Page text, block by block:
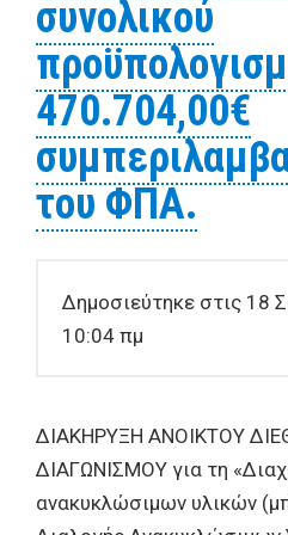
συνολικού
470.704,00€
του ΦΠΑ.
Δημοσιεύτηκε στις 18
10:04 πμ
ΔΙΑΚΗΡΥΞΗ ΑΝΟΙΚΤΟΥ
ΔΙΑΓΩΝΙΣΜΟΥ για τη
ανακυκλώσιμων υλικών